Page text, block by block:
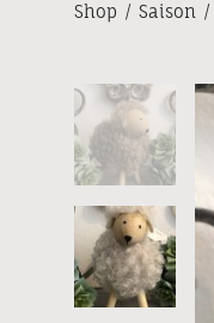
Shop / Saison /